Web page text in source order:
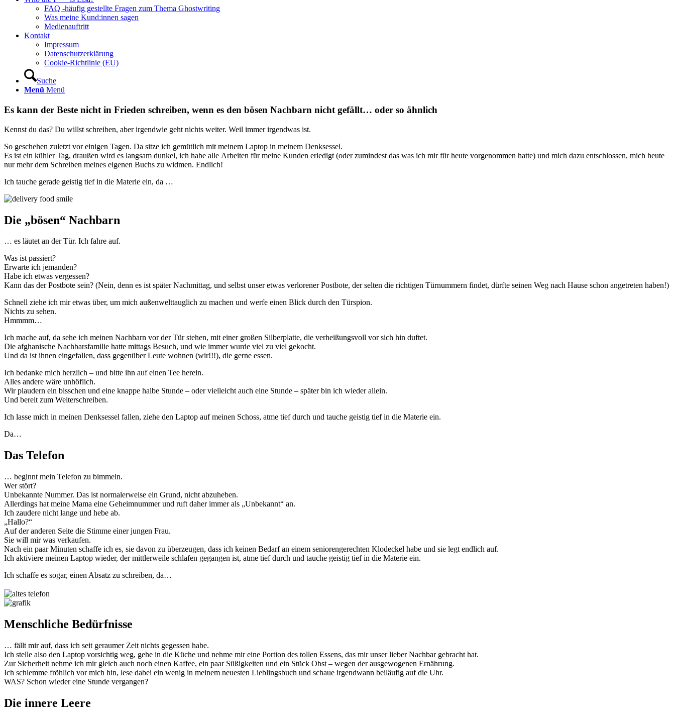
FAQ -häufig gestellte Fragen zum Thema Ghostwriting
Was meine Kund:innen sagen
Medienauftritt
Kontakt
Impressum
Datenschutzerklärung
Cookie-Richtlinie (EU)
Suche
Menü Menü
Es kann der Beste nicht in Frieden schreiben, wenn es den bösen Nachbarn nicht gefällt… oder so ähnlich
Kennst du das? Du willst schreiben, aber irgendwie geht nichts weiter. Weil immer irgendwas ist.
So geschehen zuletzt vor einigen Tagen. Da sitze ich gemütlich mit meinem Laptop in meinem Denksessel.
Es ist ein kühler Tag, draußen wird es langsam dunkel, ich habe alle Arbeiten für meine Kunden erledigt (oder zumindest das was ich mir für heute vorgenommen hatte) und mich dazu entschlossen, mich heute
nur mehr dem Schreiben meines eigenen Buchs zu widmen. Endlich!
Ich tauche gerade geistig tief in die Materie ein, da …
Die „bösen“ Nachbarn
… es läutet an der Tür. Ich fahre auf.
Was ist passiert?
Erwarte ich jemanden?
Habe ich etwas vergessen?
Kann das der Postbote sein? (Nein, denn es ist später Nachmittag, und selbst unser etwas verlorener Postbote, der selten die richtigen Türnummern findet, dürfte seinen Weg nach Hause schon angetreten haben!)
Schnell ziehe ich mir etwas über, um mich außenwelttauglich zu machen und werfe einen Blick durch den Türspion.
Nichts zu sehen.
Hmmmm…
Ich mache auf, da sehe ich meinen Nachbarn vor der Tür stehen, mit einer großen Silberplatte, die verheißungsvoll vor sich hin duftet.
Die afghanische Nachbarsfamilie hatte mittags Besuch, und wie immer wurde viel zu viel gekocht.
Und da ist ihnen eingefallen, dass gegenüber Leute wohnen (wir!!!), die gerne essen.
Ich bedanke mich herzlich – und bitte ihn auf einen Tee herein.
Alles andere wäre unhöflich.
Wir plaudern ein bisschen und eine knappe halbe Stunde – oder vielleicht auch eine Stunde – später bin ich wieder allein.
Und bereit zum Weiterschreiben.
Ich lasse mich in meinen Denksessel fallen, ziehe den Laptop auf meinen Schoss, atme tief durch und tauche geistig tief in die Materie ein.
Da…
Das Telefon
… beginnt mein Telefon zu bimmeln.
Wer stört?
Unbekannte Nummer. Das ist normalerweise ein Grund, nicht abzuheben.
Allerdings hat meine Mama eine Geheimnummer und ruft daher immer als „Unbekannt“ an.
Ich zaudere nicht lange und hebe ab.
„Hallo?“
Auf der anderen Seite die Stimme einer jungen Frau.
Sie will mir was verkaufen.
Nach ein paar Minuten schaffe ich es, sie davon zu überzeugen, dass ich keinen Bedarf an einem seniorengerechten Klodeckel habe und sie legt endlich auf.
Ich aktiviere meinen Laptop wieder, der mittlerweile schlafen gegangen ist, atme tief durch und tauche geistig tief in die Materie ein.
Ich schaffe es sogar, einen Absatz zu schreiben, da…
Menschliche Bedürfnisse
… fällt mir auf, dass ich seit geraumer Zeit nichts gegessen habe.
Ich stelle also den Laptop vorsichtig weg, gehe in die Küche und nehme mir eine Portion des tollen Essens, das mir unser lieber Nachbar gebracht hat.
Zur Sicherheit nehme ich mir gleich auch noch einen Kaffee, ein paar Süßigkeiten und ein Stück Obst – wegen der ausgewogenen Ernährung.
Ich schlemme fröhlich vor mich hin, lese dabei ein wenig in meinem neuesten Lieblingsbuch und schaue irgendwann beiläufig auf die Uhr.
WAS? Schon wieder eine Stunde vergangen?
Die innere Leere